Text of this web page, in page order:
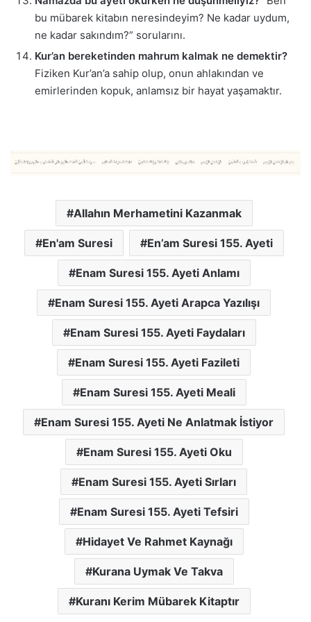
bu mübarek kitabın neresindeyim? Ne kadar uydum,
ne kadar sakındım?” sorularını.
Kur’an bereketinden mahrum kalmak ne demektir?
Fiziken Kur’an’a sahip olup, onun ahlakından ve
emirlerinden kopuk, anlamsız bir hayat yaşamaktır.
Allahın Merhametini Kazanmak
En'am Suresi En’am Suresi 155. Ayeti
Enam Suresi 155. Ayeti Anlamı
Enam Suresi 155. Ayeti Arapca Yazılışı
Enam Suresi 155. Ayeti Faydaları
Enam Suresi 155. Ayeti Fazileti
Enam Suresi 155. Ayeti Meali
Enam Suresi 155. Ayeti Ne Anlatmak İstiyor
Enam Suresi 155. Ayeti Oku
Enam Suresi 155. Ayeti Sırları
Enam Suresi 155. Ayeti Tefsiri
Hidayet Ve Rahmet Kaynağı
Kurana Uymak Ve Takva
Kuranı Kerim Mübarek Kitaptır